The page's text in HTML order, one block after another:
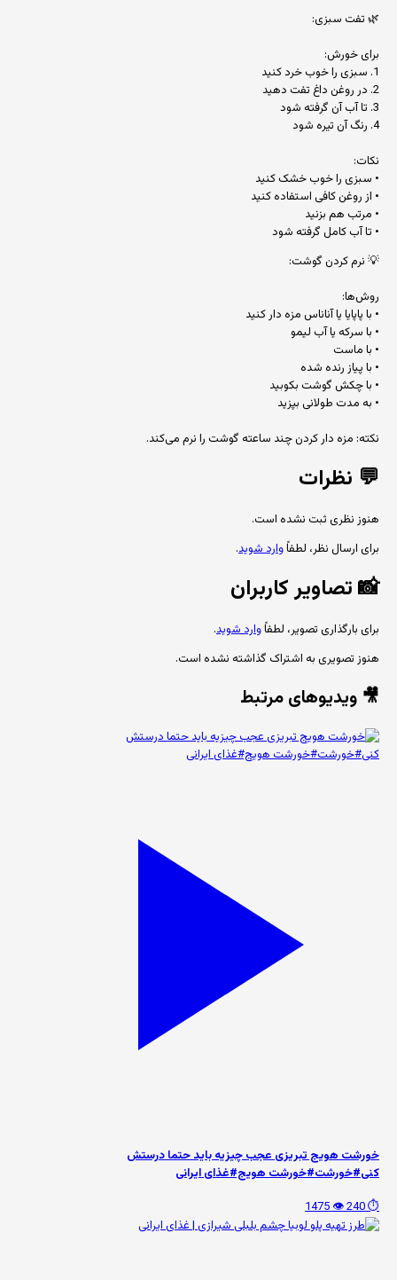
🌿 تفت سبزی:
برای خورش:
1. سبزی را خوب خرد کنید
2. در روغن داغ تفت دهید
3. تا آب آن گرفته شود
4. رنگ آن تیره شود
نکات:
• سبزی را خوب خشک کنید
• از روغن کافی استفاده کنید
• مرتب هم بزنید
• تا آب کامل گرفته شود
💡 نرم کردن گوشت:
روش‌ها:
• با پاپایا یا آناناس مزه دار کنید
• با سرکه یا آب لیمو
• با ماست
• با پیاز رنده شده
• با چکش گوشت بکوبید
• به مدت طولانی بپزید
نکته: مزه دار کردن چند ساعته گوشت را نرم می‌کند.
💬 نظرات
هنوز نظری ثبت نشده است.
برای ارسال نظر، لطفاًوارد شوید.
📸تصاویر کاربران
برای بارگذاری تصویر، لطفاًوارد شوید.
هنوز تصویری به اشتراک گذاشته نشده است.
🎥 ویدیوهای مرتبط
خورشت هویج تبریزی عجب چیزیه باید حتما درستش
کنی#خورشت#خورشت هویج#غذای ایرانی
⏱️ 240
👁️ 1475